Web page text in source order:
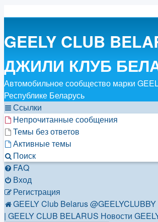
GEELY CLUB
ДЖИЛИ КЛУБ
Автомобильное сообщество марки
Республике Беларусь
Ссылки
Непрочитанные сообщения
Темы без ответов
Активные темы
Поиск
FAQ
Вход
Регистрация
GEELY Club Belarus@GEELYCLUBBY
| GEELY CLUB BELARUS Новости